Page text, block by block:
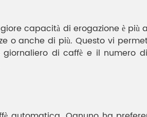
capacità di erogazione è più
o anche di più. Questo vi
di caffè e il numero